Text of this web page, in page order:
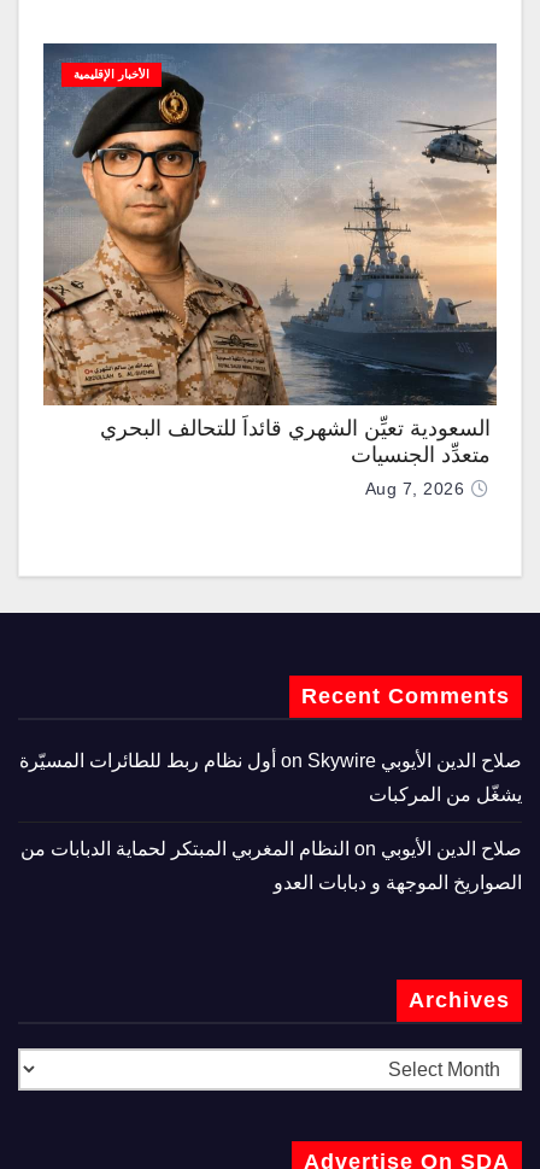
الأخبار الإقليمية
السعودية تعيِّن الشهري قائداً للتحالف البحري
متعدِّد الجنسيات
Aug 7, 2026
Recent Comments
صلاح الدين الأيوبي
Skywire أول نظام ربط للطائرات المسيّرة
يشغّل من المركبات
صلاح الدين الأيوبي
النظام المغربي المبتكر لحماية الدبابات من
الصواريخ الموجهة و دبابات العدو
Archives
Advertise On SDA